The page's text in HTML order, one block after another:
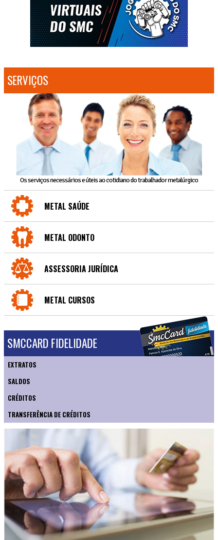
SERVIÇOS
Os serviços necessários e úteis ao cotidiano do trabalhador metalúrgico
METAL SAÚDE
METAL ODONTO
ASSESSORIA JURÍDICA
METAL CURSOS
SMCCARD FIDELIDADE
EXTRATOS
SALDOS
CRÉDITOS
TRANSFERÊNCIA DE CRÉDITOS